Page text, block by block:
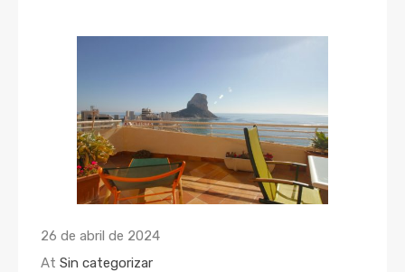
26 de abril de 2024
At Sin categorizar